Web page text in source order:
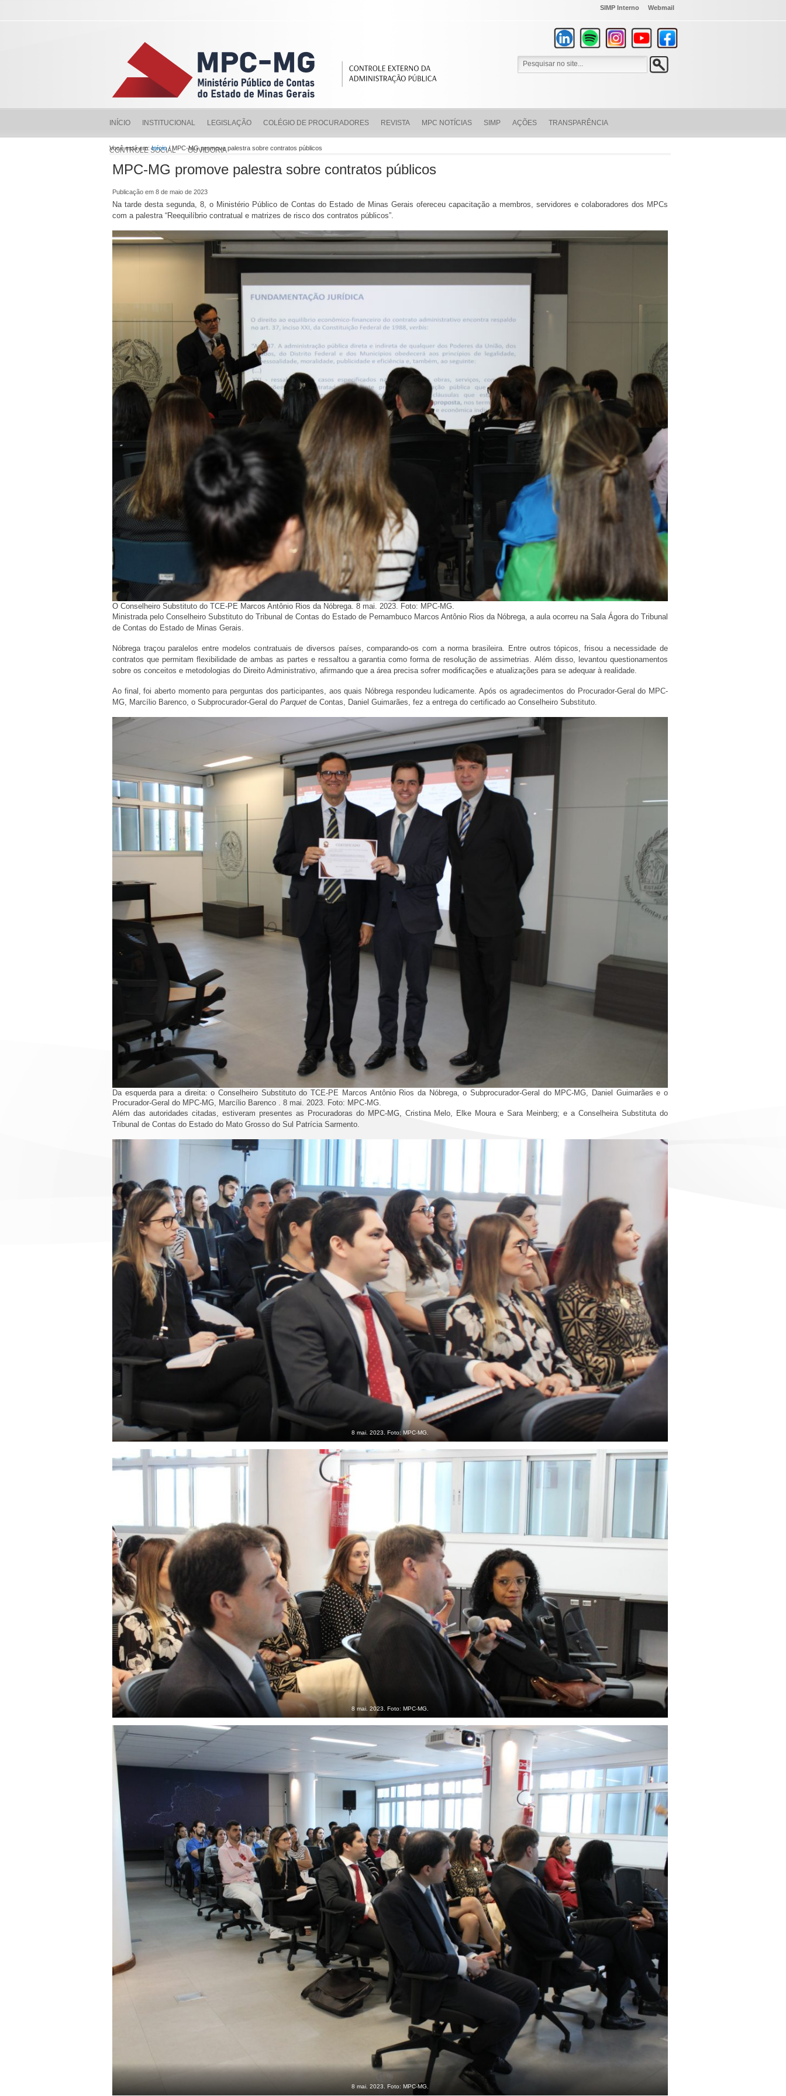
SIMP Interno Webmail
INÍCIO INSTITUCIONAL LEGISLAÇÃO COLÉGIO DE PROCURADORES REVISTA MPC NOTÍCIAS SIMP AÇÕES TRANSPARÊNCIA
CONTROLE SOCIAL OUVIDORIA
Você está em:Início/ MPC-MG promove palestra sobre contratos públicos
MPC-MG promove palestra sobre contratos públicos
Publicação em 8 de maio de 2023
Na tarde desta segunda, 8, o Ministério Público de Contas do Estado de Minas Gerais ofereceu capacitação a membros, servidores e colaboradores dos MPCs
com a palestra “Reequilíbrio contratual e matrizes de risco dos contratos públicos”.
O Conselheiro Substituto do TCE-PE Marcos Antônio Rios da Nóbrega. 8 mai. 2023. Foto: MPC-MG.
Ministrada pelo Conselheiro Substituto do Tribunal de Contas do Estado de Pernambuco Marcos Antônio Rios da Nóbrega, a aula ocorreu na Sala Ágora do Tribunal
de Contas do Estado de Minas Gerais.
Nóbrega traçou paralelos entre modelos contratuais de diversos países, comparando-os com a norma brasileira. Entre outros tópicos, frisou a necessidade de
contratos que permitam flexibilidade de ambas as partes e ressaltou a garantia como forma de resolução de assimetrias. Além disso, levantou questionamentos
sobre os conceitos e metodologias do Direito Administrativo, afirmando que a área precisa sofrer modificações e atualizações para se adequar à realidade.
Ao final, foi aberto momento para perguntas dos participantes, aos quais Nóbrega respondeu ludicamente. Após os agradecimentos do Procurador-Geral do MPC-
MG, Marcílio Barenco, o Subprocurador-Geral do Parquet de Contas, Daniel Guimarães, fez a entrega do certificado ao Conselheiro Substituto.
Da esquerda para a direita: o Conselheiro Substituto do TCE-PE Marcos Antônio Rios da Nóbrega, o Subprocurador-Geral do MPC-MG, Daniel Guimarães e o
Procurador-Geral do MPC-MG, Marcílio Barenco . 8 mai. 2023. Foto: MPC-MG.
Além das autoridades citadas, estiveram presentes as Procuradoras do MPC-MG, Cristina Melo, Elke Moura e Sara Meinberg; e a Conselheira Substituta do
Tribunal de Contas do Estado do Mato Grosso do Sul Patrícia Sarmento.
8 mai. 2023. Foto: MPC-MG.
8 mai. 2023. Foto: MPC-MG.
8 mai. 2023. Foto: MPC-MG.